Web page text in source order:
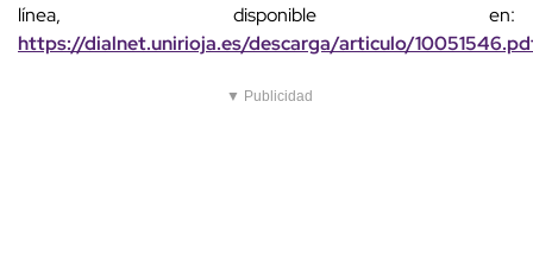
línea, disponible en:
https://dialnet.unirioja.es/descarga/articulo/
▼ Publicidad